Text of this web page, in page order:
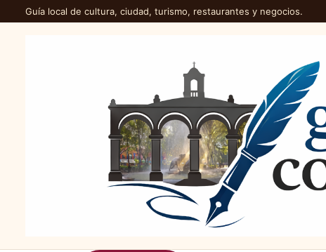
Guía local de cultura, ciudad, turismo, restaurantes y negocios.